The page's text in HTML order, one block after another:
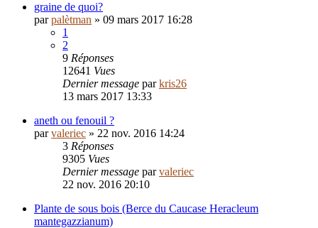
graine de quoi?
parpalètman » 09 mars 2017 16:28
1
2
9 Réponses
12641 Vues
Dernier message parkris26
13 mars 2017 13:33
aneth ou fenouil ?
parvaleriec » 22 nov. 2016 14:24
3 Réponses
9305 Vues
Dernier message parvaleriec
22 nov. 2016 20:10
Plante de sous bois (Berce du Caucase Heracleum
mantegazzianum)